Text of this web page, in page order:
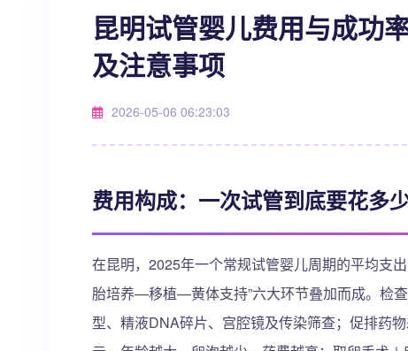
昆明试管婴儿费用与成功
及注意事项
2026-05-06 06:23:03
费用构成：一次试管到底要花多
在昆明，2025年一个常规试管婴儿周期的平均
胎培养—移植—黄体支持”六大环节叠加而成。检
型、精液DNA碎片、宫腔镜及传染筛查；促排